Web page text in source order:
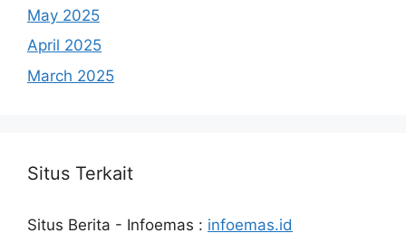
May 2025
April 2025
March 2025
Situs Terkait
Situs Berita - Infoemas : infoemas.id